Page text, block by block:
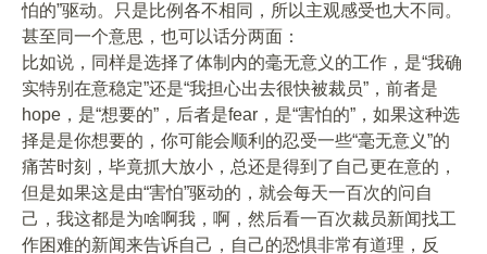
怕的”驱动。只是比例各不相同，所以主观感受也大不同。
甚至同一个意思，也可以话分两面：
比如说，同样是选择了体制内的毫无意义的工作，是“我确
实特别在意稳定”还是“我担心出去很快被裁员”，前者是
hope，是“想要的”，后者是fear，是“害怕的”，如果这种选
择是是你想要的，你可能会顺利的忍受一些“毫无意义”的
痛苦时刻，毕竟抓大放小，总还是得到了自己更在意的，
但是如果这是由“害怕”驱动的，就会每天一百次的问自
己，我这都是为啥啊我，啊，然后看一百次裁员新闻找工
作困难的新闻来告诉自己，自己的恐惧非常有道理，反